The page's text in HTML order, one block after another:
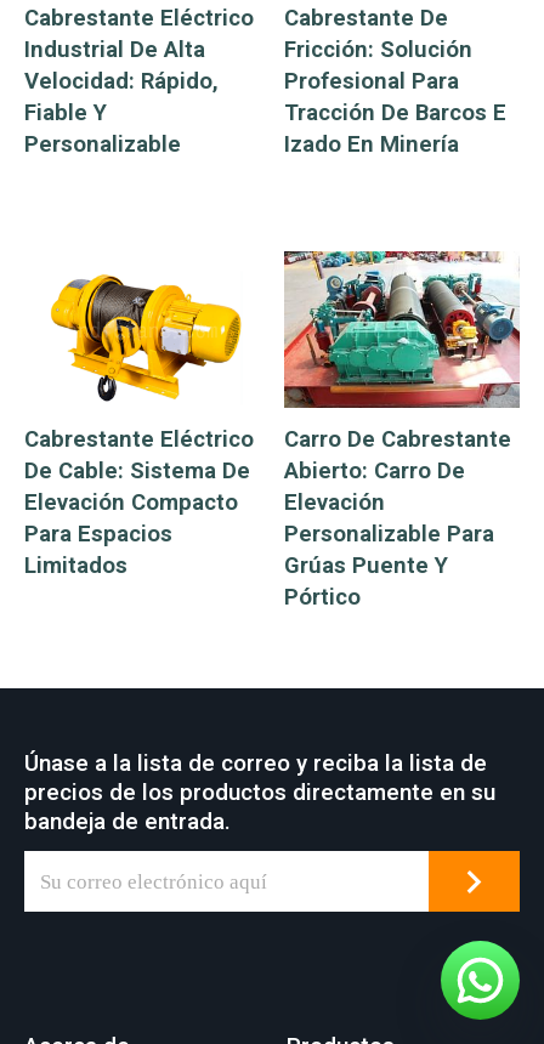
Cabrestante Eléctrico
Industrial De Alta
Velocidad: Rápido,
Fiable Y
Personalizable
Cabrestante De
Fricción: Solución
Profesional Para
Tracción De Barcos E
Izado En Minería
Cabrestante Eléctrico
De Cable: Sistema De
Elevación Compacto
Para Espacios
Limitados
Carro De Cabrestante
Abierto: Carro De
Elevación
Personalizable Para
Grúas Puente Y
Pórtico
Únase a la lista de correo y reciba la lista de
precios de los productos directamente en su
bandeja de entrada.